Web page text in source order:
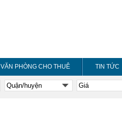
VĂN PHÒNG CHO THUÊ TIN TỨC